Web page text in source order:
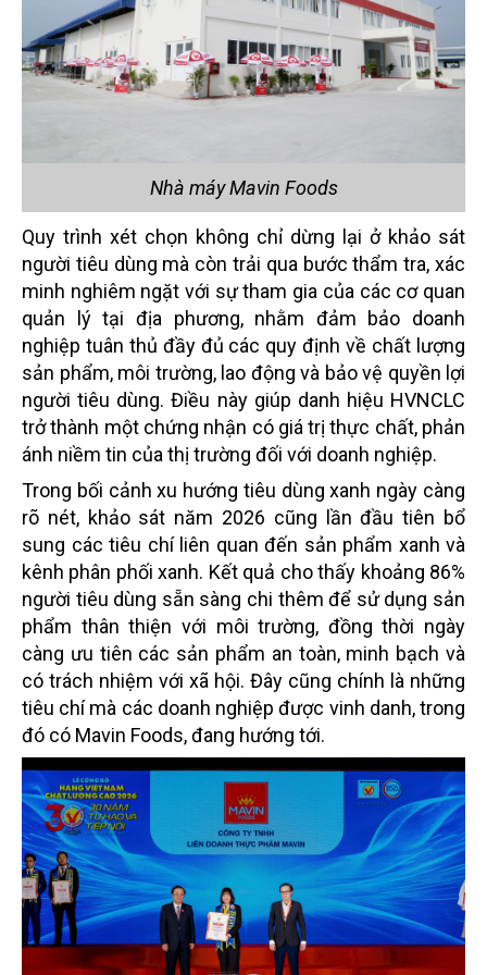
Nhà máy Mavin Foods
Quy trình xét chọn không chỉ dừng lại ở khảo sát
người tiêu dùng mà còn trải qua bước thẩm tra, xác
minh nghiêm ngặt với sự tham gia của các cơ quan
quản lý tại địa phương, nhằm đảm bảo doanh
nghiệp tuân thủ đầy đủ các quy định về chất lượng
sản phẩm, môi trường, lao động và bảo vệ quyền lợi
người tiêu dùng. Điều này giúp danh hiệu HVNCLC
trở thành một chứng nhận có giá trị thực chất, phản
ánh niềm tin của thị trường đối với doanh nghiệp.
Trong bối cảnh xu hướng tiêu dùng xanh ngày càng
rõ nét, khảo sát năm 2026 cũng lần đầu tiên bổ
sung các tiêu chí liên quan đến sản phẩm xanh và
kênh phân phối xanh. Kết quả cho thấy khoảng 86%
người tiêu dùng sẵn sàng chi thêm để sử dụng sản
phẩm thân thiện với môi trường, đồng thời ngày
càng ưu tiên các sản phẩm an toàn, minh bạch và
có trách nhiệm với xã hội. Đây cũng chính là những
tiêu chí mà các doanh nghiệp được vinh danh, trong
đó có Mavin Foods, đang hướng tới.